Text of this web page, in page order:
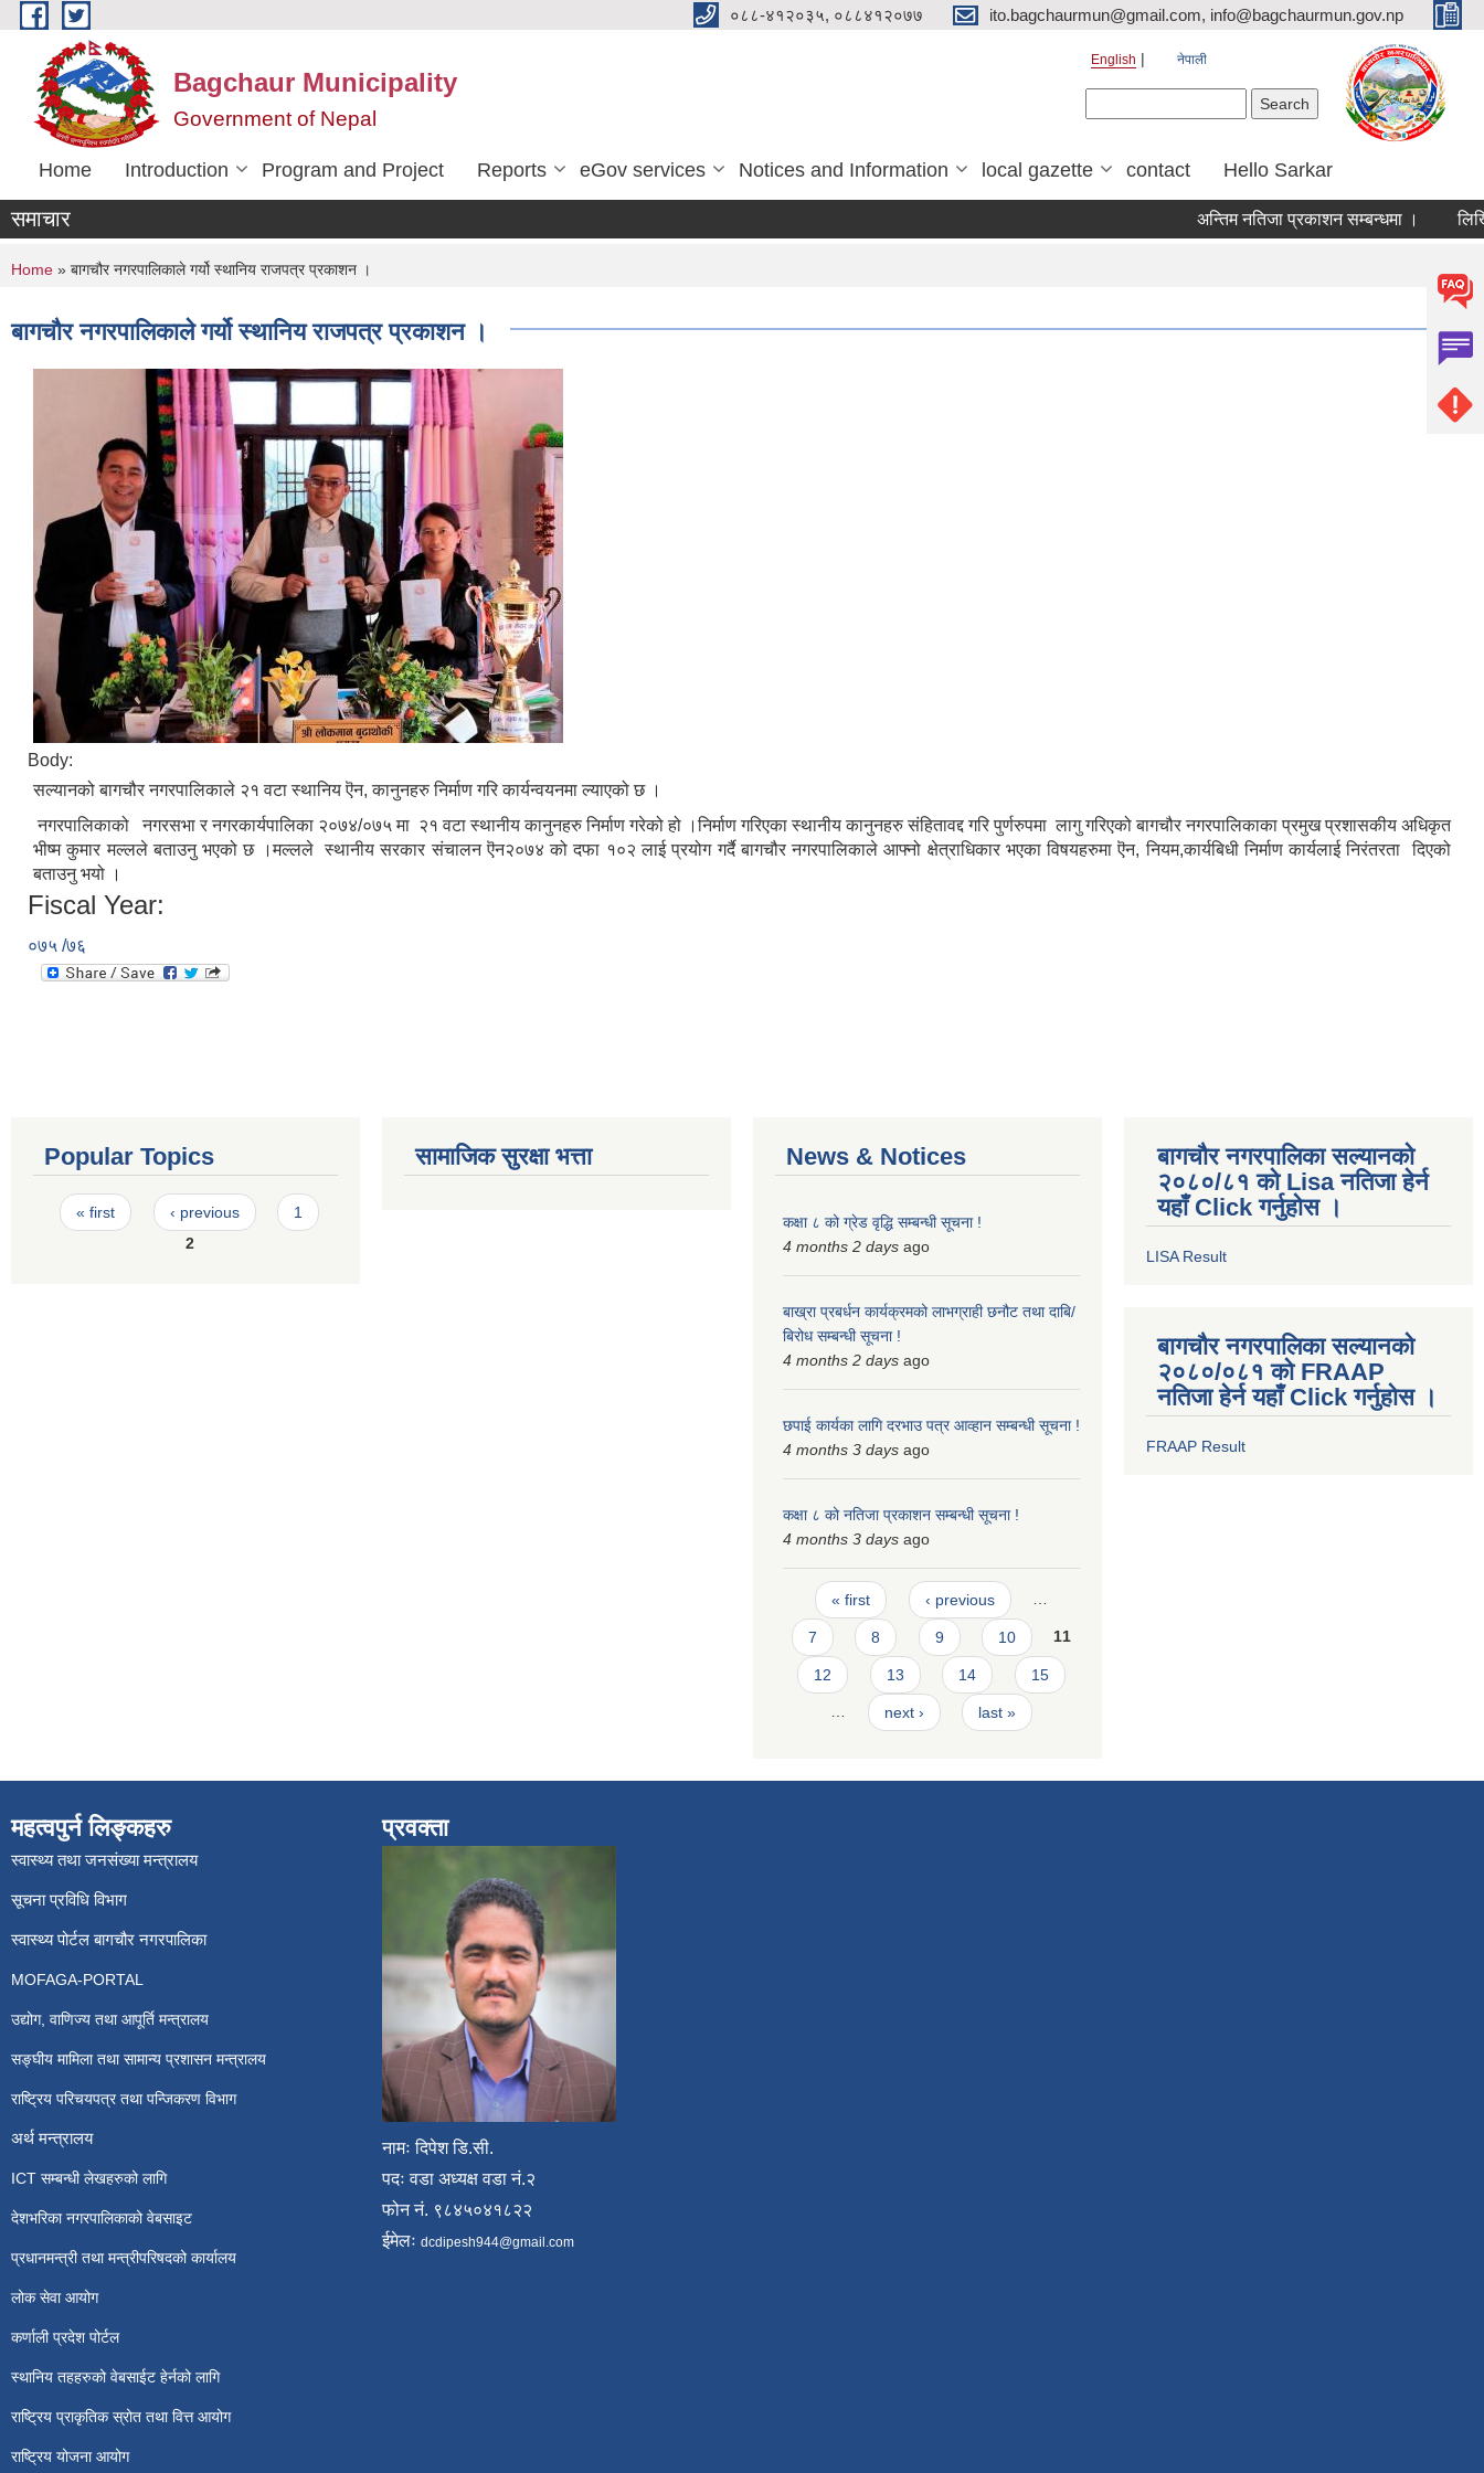
Skip to main content ०८८-४१२०३५, ०८८४१२०७७ ito.bagchaurmun@gmail.com, info@bagchaurmun.gov.np
Bagchaur Municipality
Government of Nepal
English नेपाली
Home Introduction Program and Project Reports eGov services Notices and Information local gazette contact Hello Sarkar
समाचार अन्तिम नतिजा प्रकाशन सम्बन्धमा ।
You are here
Home » बागचौर नगरपालिकाले गर्यो स्थानिय राजपत्र प्रकाशन ।
बागचौर नगरपालिकाले गर्यो स्थानिय राजपत्र प्रकाशन ।
Body:
सल्यानको बागचौर नगरपालिकाले २१ वटा स्थानिय ऎन, कानुनहरु निर्माण गरि कार्यन्वयनमा ल्याएको छ ।
नगरपालिकाको नगरसभा र नगरकार्यपालिका २०७४/०७५ मा २१ वटा स्थानीय कानुनहरु निर्माण गरेको हो ।निर्माण गरिएका स्थानीय कानुनहरु संहितावद्द गरि पुर्णरुपमा लागु गरिएको बागचौर नगरपालिकाका प्रमुख प्रशासकीय अधिकृत
भीष्म कुमार मल्लले बताउनु भएको छ ।मल्लले स्थानीय सरकार संचालन ऎन२०७४ को दफा १०२ लाई प्रयोग गर्दै बागचौर नगरपालिकाले आफ्नो क्षेत्राधिकार भएका विषयहरुमा ऎन, नियम,कार्यबिधी निर्माण कार्यलाई निरंतरता दिएको
बताउनु भयो ।
Fiscal Year:
०७५ /७६
Popular Topics
Pages
« first ‹ previous
1
2
सामाजिक सुरक्षा भत्ता News & Notices
कक्षा ८ को ग्रेड वृद्धि सम्बन्धी सूचना !
4 months 2 days ago
बाख्रा प्रबर्धन कार्यक्रमको लाभग्राही छनौट तथा दाबि/
बिरोध सम्बन्धी सूचना !
4 months 2 days ago
छपाई कार्यका लागि दरभाउ पत्र आव्हान सम्बन्धी सूचना !
4 months 3 days ago
कक्षा ८ को नतिजा प्रकाशन सम्बन्धी सूचना !
4 months 3 days ago
Pages
« first ‹ previous …
7 8 9 10 11
12 13 14 15
… next › last »
बागचौर नगरपालिका सल्यानको
२०८०/८१ को Lisa नतिजा हेर्न
यहाँ Click गर्नुहोस ।
LISA Result
बागचौर नगरपालिका सल्यानको
२०८०/०८१ को FRAAP
नतिजा हेर्न यहाँ Click गर्नुहोस ।
FRAAP Result
महत्वपुर्न लिङ्कहरु
स्वास्थ्य तथा जनसंख्या मन्त्रालय
सूचना प्रविधि विभाग
स्वास्थ्य पोर्टल बागचौर नगरपालिका
MOFAGA-PORTAL
उद्योग, वाणिज्य तथा आपूर्ति मन्त्रालय
सङ्घीय मामिला तथा सामान्य प्रशासन मन्त्रालय
राष्ट्रिय परिचयपत्र तथा पन्जिकरण विभाग
अर्थ मन्त्रालय
ICT सम्बन्धी लेखहरुको लागि
देशभरिका नगरपालिकाको वेबसाइट
प्रधानमन्त्री तथा मन्त्रीपरिषदको कार्यालय
लोक सेवा आयोग
कर्णाली प्रदेश पोर्टल
स्थानिय तहहरुको वेबसाईट हेर्नको लागि
राष्ट्रिय प्राकृतिक स्रोत तथा वित्त आयोग
राष्ट्रिय योजना आयोग
प्रवक्ता
नामः दिपेश डि.सी.
पदः वडा अध्यक्ष वडा नं.२
फोन नं. ९८४५०४१८२२
ईमेलः dcdipesh944@gmail.com